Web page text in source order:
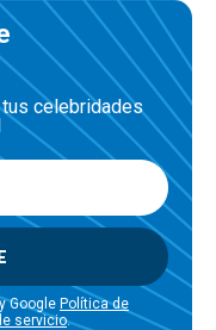
celebridades
Google Política de
servicio.